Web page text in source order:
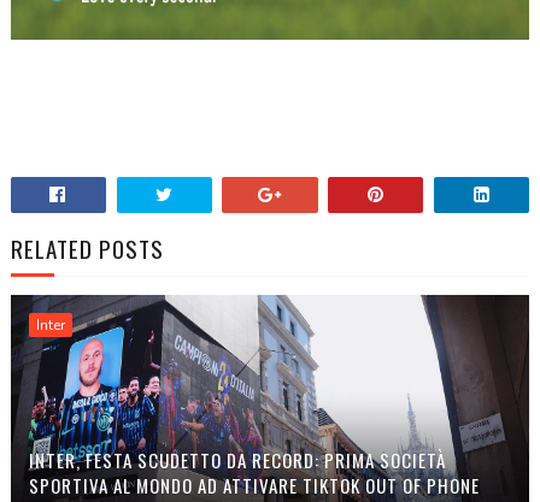
RELATED POSTS
Inter
INTER, FESTA SCUDETTO DA RECORD: PRIMA SOCIETÀ
SPORTIVA AL MONDO AD ATTIVARE TIKTOK OUT OF PHONE